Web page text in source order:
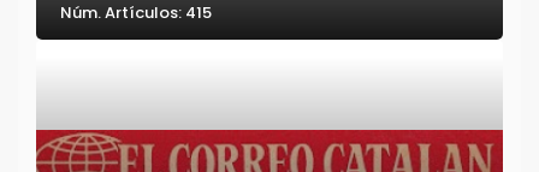
Núm. Artículos: 415